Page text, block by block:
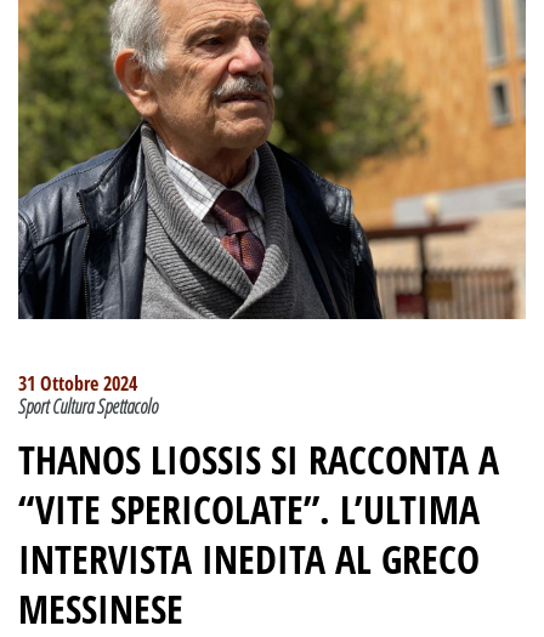
31 Ottobre 2024
Sport Cultura Spettacolo
THANOS LIOSSIS SI RACCONTA A
“VITE SPERICOLATE”. L’ULTIMA
INTERVISTA INEDITA AL GRECO
MESSINESE